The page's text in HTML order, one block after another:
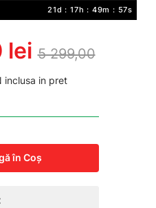
21d : 17h : 49m : 56s
lei 5 299,00
inclusa in pret
în Coş